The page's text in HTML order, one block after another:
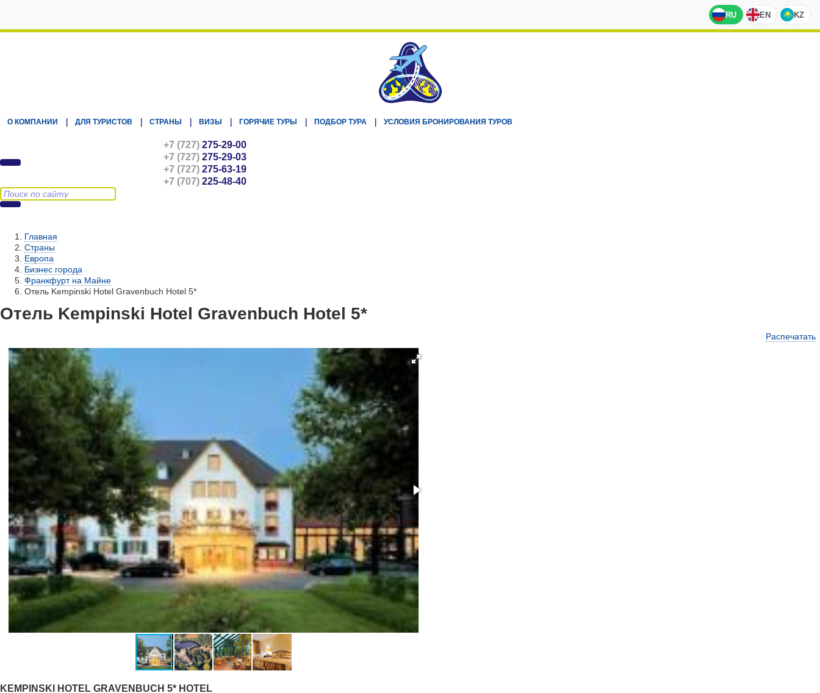
RU EN KZ
О КОМПАНИИ ДЛЯ ТУРИСТОВ СТРАНЫ ВИЗЫ ГОРЯЧИЕ ТУРЫ ПОДБОР ТУРА УСЛОВИЯ БРОНИРОВАНИЯ ТУРОВ
+7 (727) 275-29-00
+7 (727) 275-29-03
+7 (727) 275-63-19
+7 (707) 225-48-40
Главная
Страны
Европа
Бизнес города
Франкфурт на Майне
Отель Kempinski Hotel Gravenbuch Hotel 5*
Отель Kempinski Hotel Gravenbuch Hotel 5*
Распечатать
KEMPINSKI HOTEL GRAVENBUCH 5* HOTEL